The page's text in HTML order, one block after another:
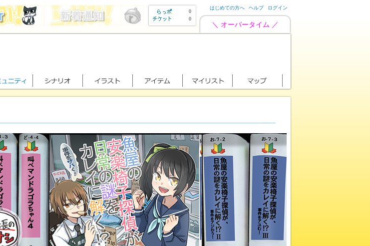
0
0
はじめての方へ ヘルプ ログイン
＼ オーバータイム ／